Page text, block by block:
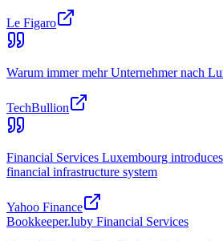
Le Figaro
Warum immer mehr Unternehmer nach
TechBullion
Financial Services Luxembourg
financial infrastructure system
Yahoo Finance
Bookkeeper.luby Financial Services